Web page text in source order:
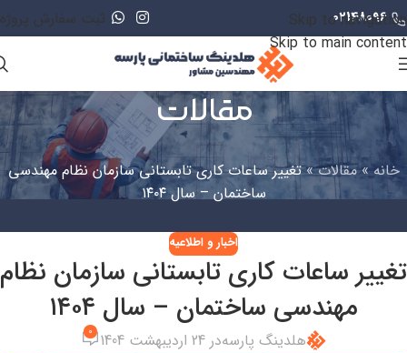
Skip to navigation
Skip to main content
02148096 ثبت سفارش پروژه
مقالات
خانه»مقالات»تغییر ساعات کاری تابستانی سازمان نظام مهندسی
ساختمان – سال ۱۴۰۴
اخبار و اطلاعیه
تغییر ساعات کاری تابستانی سازمان نظام
مهندسی ساختمان – سال ۱۴۰۴
هلدینگ پارسهدر 24 اردیبهشت 1404 0